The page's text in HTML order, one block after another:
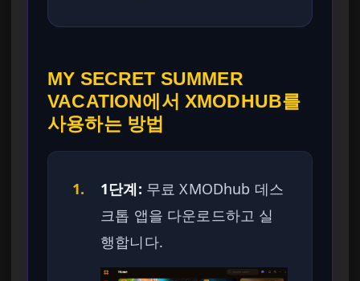
MY SECRET SUMMER
VACATION에서 XMODHUB를
사용하는 방법
1. 1단계: 무료 XMODhub 데스
크톱 앱을 다운로드하고 실
행합니다.